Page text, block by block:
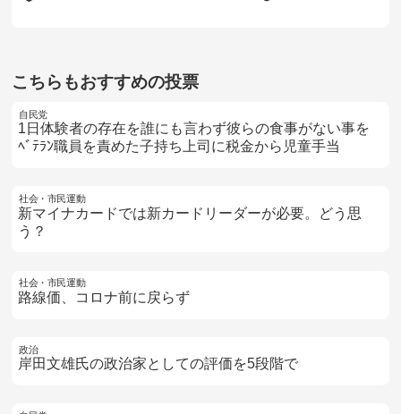
こちらもおすすめの投票
自民党
1日体験者の存在を誰にも言わず彼らの食事がない事を
ﾍﾞﾃﾗﾝ職員を責めた子持ち上司に税金から児童手当
社会・市民運動
新マイナカードでは新カードリーダーが必要。どう思
う？
社会・市民運動
路線価、コロナ前に戻らず
政治
岸田文雄氏の政治家としての評価を5段階で